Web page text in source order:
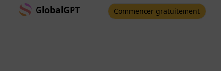
GlobalGPT Commencer gratuitement